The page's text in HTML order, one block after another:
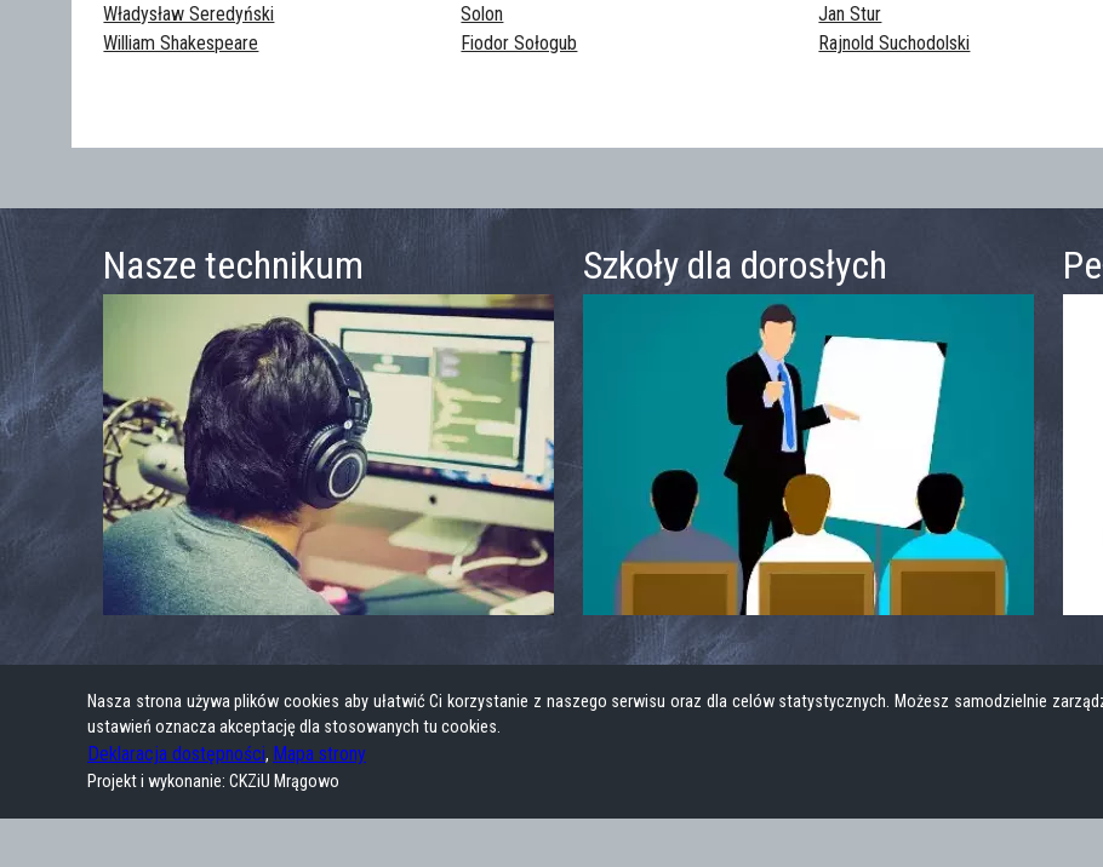
Władysław Seredyński
William Shakespeare
Solon
Fiodor Sołogub
Jan Stur
Rajnold Suchodolski
Nasze technikum Szkoły dla dorosłych
Nasza strona używa plików cookies aby ułatwić Ci korzystanie z naszego serwisu oraz dla celów statystycznych. Możesz samodzielnie
ustawień oznacza akceptację dla stosowanych tu cookies.
Deklaracja dostępności, Mapa strony
Projekt i wykonanie: CKZiU Mrągowo